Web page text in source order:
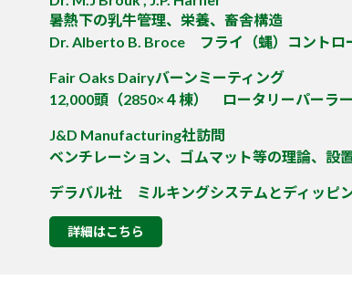
暑熱下の乳牛管理、栄養、畜舎構造
Dr. Alberto B. Broce フライ（蝿）コントロ
Fair Oaks Dairyバーンミーティング
12,000頭（2850×４棟） ロータリーパーラー
J&D Manufacturing社訪問
ベンチレーション、ゴムマット等の理論、設
デラバル社 ミルキングシステムとディッピ
詳細はこちら